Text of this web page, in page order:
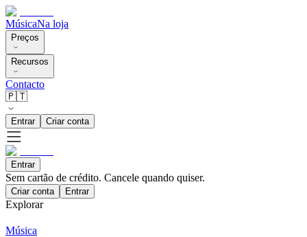
MúsicaNa loja
Preços
Recursos
Contacto
🇵🇹
Entrar Criar conta
Entrar
Sem cartão de crédito. Cancele quando quiser.
Criar conta Entrar
Explorar
Música